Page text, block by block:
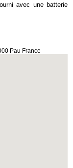
avec une batterie
Pau France